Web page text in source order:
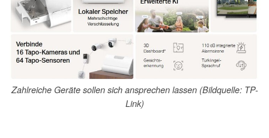
Zahlreiche Geräte sollen sich ansprechen lassen (Bildquelle: TP-
Link)